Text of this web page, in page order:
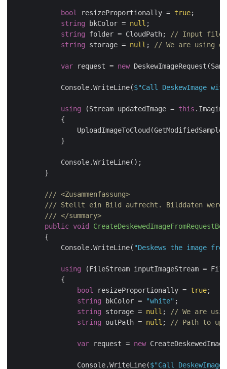
bool resizeProportionally = true;
string bkColor = null ;
string folder = CloudPath;
// Input file
string storage = null ; // We are using
var request = new
            Console.WriteLine(
$"Call DeskewImage
using (Stream updatedImage = this
            {
            }
            Console.WriteLine();
        }
/// <Zusammenfassung>
/// Stellt ein Bild aufrecht. Bilddaten
/// </summary>
public void
        {
            Console.WriteLine(
"Deskews the image
using (FileStream inputImageStream =
            {
bool
resizeProportionally = true;
string bkColor = "white" ;
string storage = null ;
// We are
string outPath = null ; // Path to
var request = new
                Console.WriteLine(
$"Call